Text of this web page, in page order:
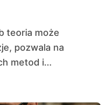
pozwala na
metod i...